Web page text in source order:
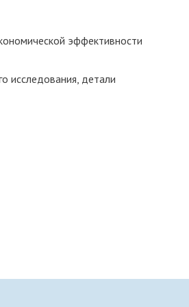
эффективности
исследования, детали